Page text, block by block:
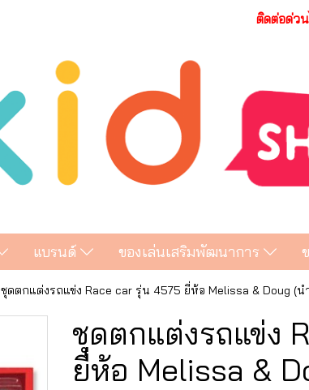
ติดต่อด่ว
แบรนด์ ของเล่นเสริมพัฒนาการ
ชุดตกแต่งรถแข่ง Race car รุ่น 4575 ยี่ห้อ Melissa & Doug (น
ชุดตกแต่งรถแข่ง
ยี่ห้อ Melissa &